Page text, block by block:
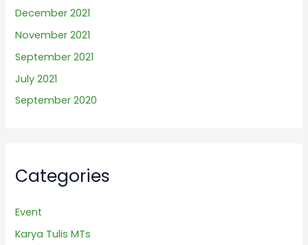
December 2021
November 2021
September 2021
July 2021
September 2020
Categories
Event
Karya Tulis MTs